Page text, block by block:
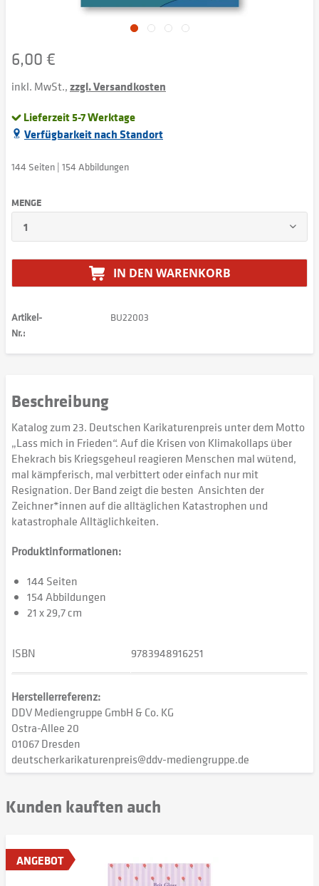
6,00 €
inkl. MwSt.,zzgl. Versandkosten
Lieferzeit 5-7 Werktage
Verfügbarkeit nach Standort
144 Seiten | 154 Abbildungen
MENGE
IN DEN WARENKORB
Artikel-
Nr.:
BU22003
Beschreibung
Katalog zum 23. Deutschen Karikaturenpreis unter dem Motto
„Lass mich in Frieden“. Auf die Krisen von Klimakollaps über
Ehekrach bis Kriegsgeheul reagieren Menschen mal wütend,
mal kämpferisch, mal verbittert oder einfach nur mit
Resignation. Der Band zeigt die besten Ansichten der
Zeichner*innen auf die alltäglichen Katastrophen und
katastrophale Alltäglichkeiten.
Produktinformationen:
144 Seiten
154 Abbildungen
21 x 29,7 cm
ISBN 9783948916251
Herstellerreferenz:
DDV Mediengruppe GmbH & Co. KG
Ostra-Allee 20
01067 Dresden
deutscherkarikaturenpreis@ddv-mediengruppe.de
Kunden kauften auch
ANGEBOT